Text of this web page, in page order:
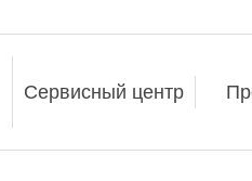
Сервисный центр